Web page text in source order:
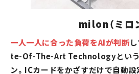
milon（ミロ
一人一人に合った負荷をAIが判断
te-Of-The-Art Technologyという
ン。ICカードをかざすだけで自動設